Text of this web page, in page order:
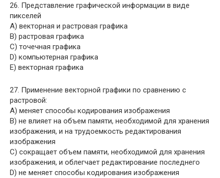
26. Представление графической информации в виде
пикселей
A) векторная и растровая графика
B) растровая графика
C) точечная графика
D) компьютерная графика
E) векторная графика
27. Применение векторной графики по сравнению с
растровой:
A) меняет способы кодирования изображения
B) не влияет на объем памяти, необходимой для хранения
изображения, и на трудоемкость редактирования
изображения
C) сокращает объем памяти, необходимой для хранения
изображения, и облегчает редактирование последнего
D) не меняет способы кодирования изображения